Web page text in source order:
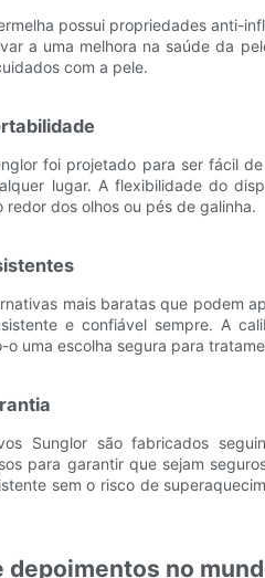
possui propriedades anti-
a uma melhora na saúde da
com a pele.
foi projetado para ser fácil
lugar. A flexibilidade do
redor dos olhos ou pés de galinha.
mais baratas que podem
e confiável sempre. A
o uma escolha segura para
Sunglor são fabricados
para garantir que sejam
sem o risco de
depoimentos no